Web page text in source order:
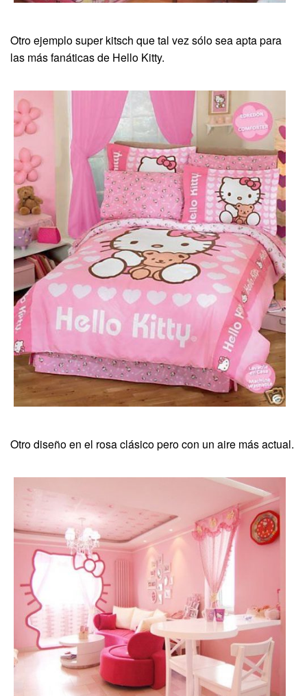
Otro ejemplo super kitsch que tal vez sólo sea apta para
las más fanáticas de Hello Kitty.
Otro diseño en el rosa clásico pero con un aire más actual.